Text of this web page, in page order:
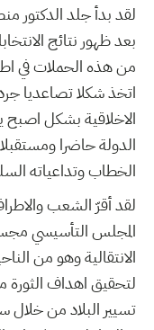
لقد بدأ جلد الدكتور
بعد ظهور نتائج
من هذه الحملات في
اتخذ شكلا تصاعديا
الاخلاقية بشكل
الدولة حاضرا
الخطاب وتداعياته
لقد أقرّ الشعب
المجلس التأسيسي
الانتقالية وهو من
لتحقيق اهداف الثورة
تسيير البلاد من